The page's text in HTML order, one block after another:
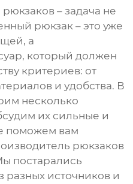
рюкзаков – задача не
рюкзак – это уже
а
который должен
критериев: от
и удобства. В
несколько
их сильные и
поможем вам
рюкзаков
постарались
источников и